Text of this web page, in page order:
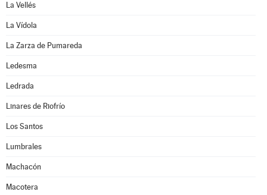
La Vellés
La Vídola
La Zarza de Pumareda
Ledesma
Ledrada
Linares de Riofrío
Los Santos
Lumbrales
Machacón
Macotera